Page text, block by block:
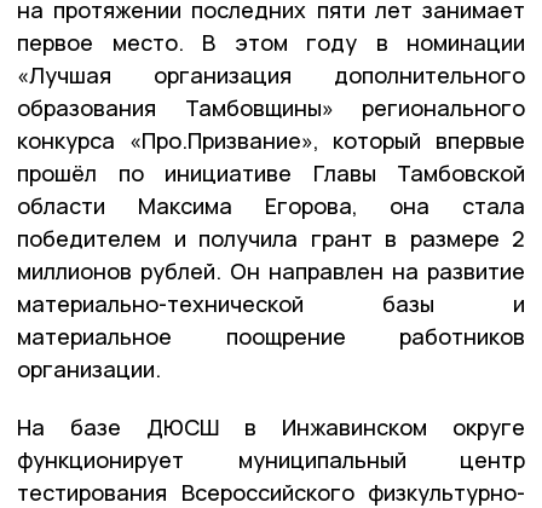
на протяжении последних пяти лет занимает
первое место. В этом году в номинации
«Лучшая организация дополнительного
образования Тамбовщины» регионального
конкурса «Про.Призвание», который впервые
прошёл по инициативе Главы Тамбовской
области Максима Егорова, она стала
победителем и получила грант в размере 2
миллионов рублей. Он направлен на развитие
материально-технической базы и
материальное поощрение работников
организации.
На базе ДЮСШ в Инжавинском округе
функционирует муниципальный центр
тестирования Всероссийского физкультурно-